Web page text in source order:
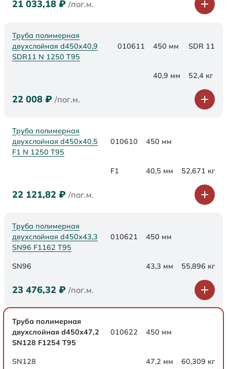
21 033,18 ₽ /пог.м.
Труба полимерная
двухслойная d450x40,9
SDR11 N 1250 Т95
010611 450 мм SDR 11
40,9 мм 52,4 кг
22 008 ₽ /пог.м.
Труба полимерная
двухслойная d450x40,5
F1 N 1250 Т95
010610 450 мм
F1 40,5 мм 52,671 кг
22 121,82 ₽ /пог.м.
Труба полимерная
двухслойная d450х43,3
SN96 F1162 Т95
010621 450 мм
SN96 43,3 мм 55,896 кг
23 476,32 ₽ /пог.м.
Труба полимерная
двухслойная d450х47,2
SN128 F1254 Т95
010622 450 мм
SN128 47,2 мм 60,309 кг